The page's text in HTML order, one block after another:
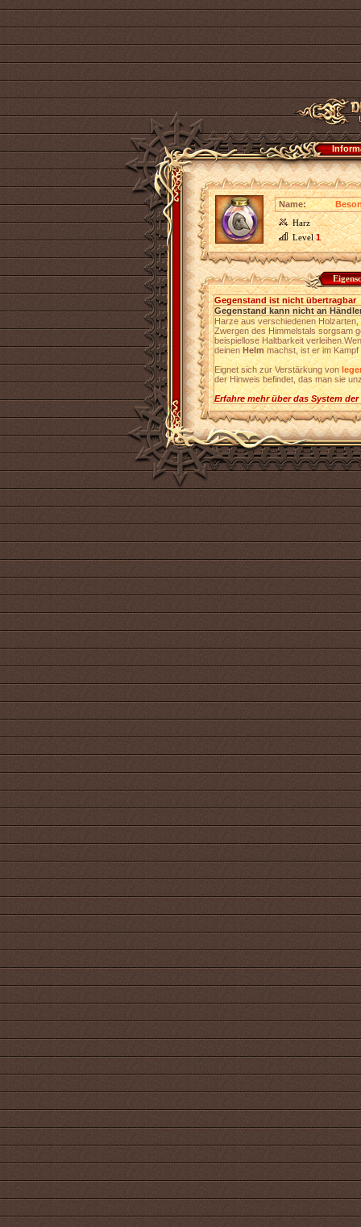
Name:
Harz
Level1
Gegenstand ist nicht übertragbar
Gegenstand kann nicht an
Harze aus verschiedenen
Zwergen des Himmelstals sorgsam
beispiellose Haltbarkeit
deinenHelmmachst, ist er im
Eignet sich zur Verstärkung von
der Hinweis befindet, das man sie
Erfahre mehr über das System